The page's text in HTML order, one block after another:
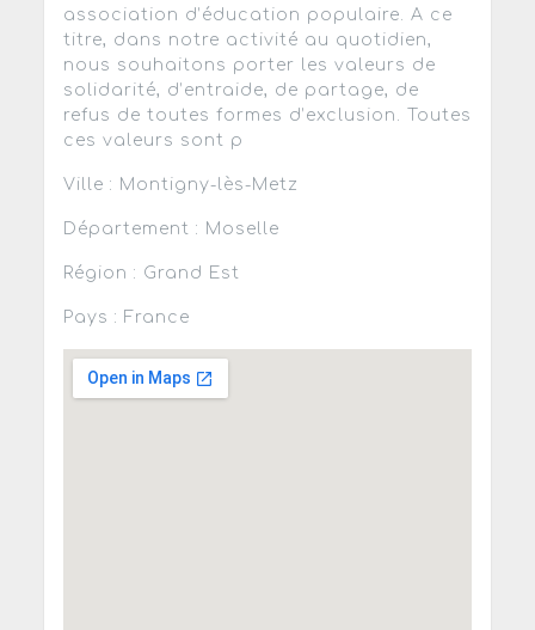
association d’éducation populaire. A ce
titre, dans notre activité au quotidien,
nous souhaitons porter les valeurs de
solidarité, d’entraide, de partage, de
refus de toutes formes d’exclusion. Toutes
ces valeurs sont p
Ville : Montigny-lès-Metz
Département : Moselle
Région : Grand Est
Pays : France